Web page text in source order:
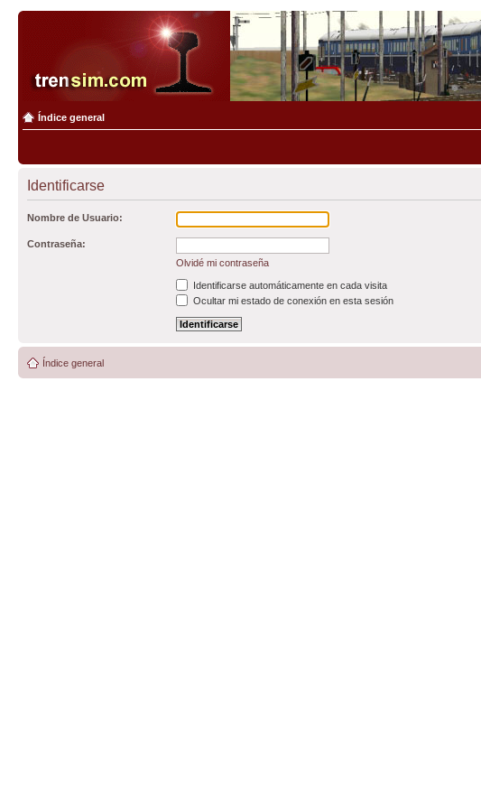
Índice general
Identificarse
Nombre de Usuario:
Contraseña:
Olvidé mi contraseña
Identificarse automáticamente en cada visita
Ocultar mi estado de conexión en esta sesión
Índice general